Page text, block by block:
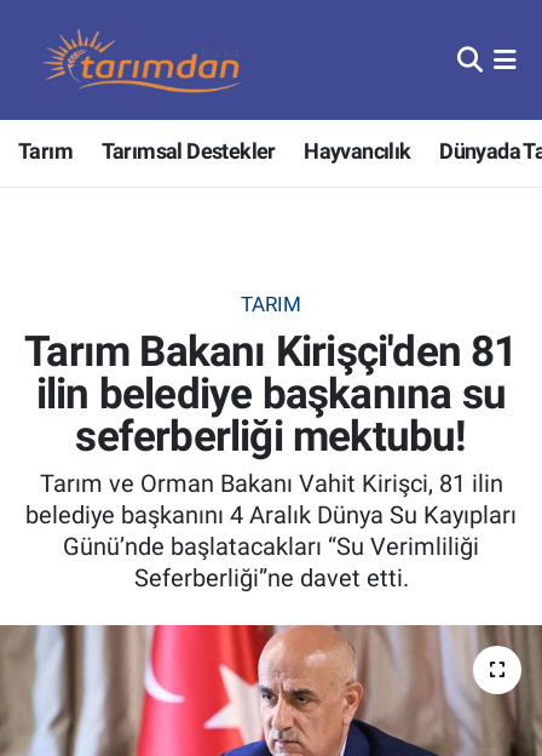
Tarım Tarımsal Destekler Hayvancılık Dünyada
TARIM
Tarım Bakanı Kirişçi'den 81
ilin belediye başkanına su
seferberliği mektubu!
Tarım ve Orman Bakanı Vahit Kirişci, 81 ilin
belediye başkanını 4 Aralık Dünya Su Kayıpları
Günü’nde başlatacakları “Su Verimliliği
Seferberliği”ne davet etti.
Tarım
Hayvancılık
Tarımsal Destekler
Tarım Bakanlığı
Tarım Kredi Kooperatifleri
Pankobirlik
Et fiyatları
Tarım Bilgisi
Nöbetçi Eczaneler
Hava Durumu
Tüm Manşetler
Son Dakika Haberleri